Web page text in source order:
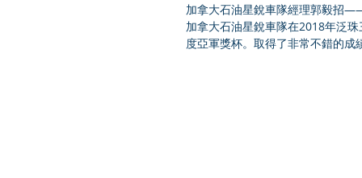
加拿大石油星銳車隊經理郭毅招
加拿大石油星銳車隊在2018年泛
度亞軍獎杯。取得了非常不錯的成